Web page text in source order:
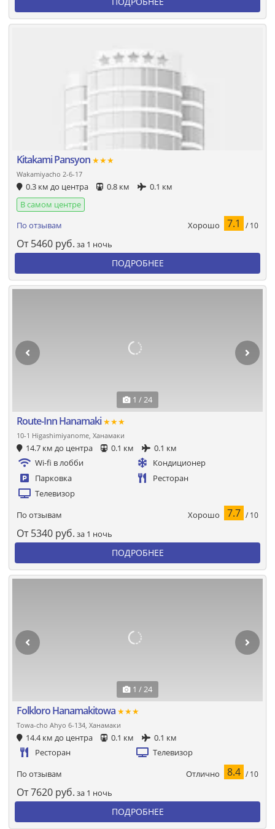
Kitakami Pansyon ★★★
Wakamiyacho 2-6-17
0.3 км до центра 0.8 км
0.1 км
В самом центре
По отзывам
Хорошо 7.1 / 10
От 5460 руб. за 1 ночь
ПОДРОБНЕЕ
1 / 24
Route-Inn Hanamaki★★★
10-1 Higashimiyanome, Ханамаки
14.7 км до центра 0.1 км
0.1 км
Wi-fi в лобби
Кондиционер
Парковка
Ресторан
Телевизор
По отзывам Хорошо 7.7 / 10
От 5340 руб. за 1 ночь
ПОДРОБНЕЕ
1 / 24
Folkloro Hanamakitowa ★★★
Towa-cho Ahyo 6-134, Ханамаки
14.4 км до центра 0.1 км
0.1 км
Ресторан
Телевизор
По отзывам Отлично 8.4 / 10
От7620 руб. за 1 ночь
ПОДРОБНЕЕ